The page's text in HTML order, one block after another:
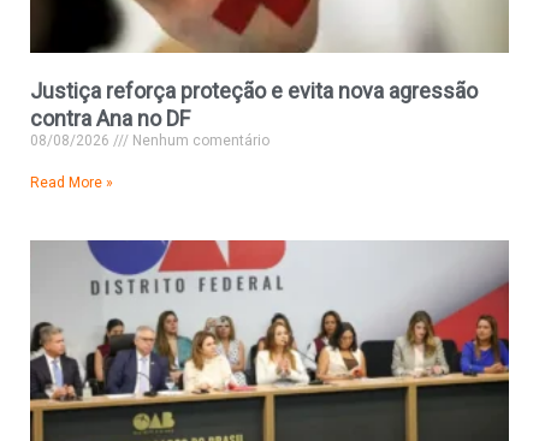
Justiça reforça proteção e evita nova agressão
contra Ana no DF
08/08/2026 Nenhum comentário
Read More »